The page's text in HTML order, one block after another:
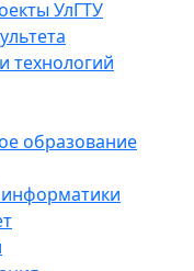
УлГТУ
технологий
образование